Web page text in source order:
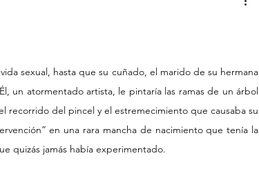
sexual, hasta que su cuñado, el marido de su hermana
un atormentado artista, le pintaría las ramas de un árbol
recorrido del pincel y el estremecimiento que causaba su
en una rara mancha de nacimiento que tenía la
quizás jamás había experimentado.